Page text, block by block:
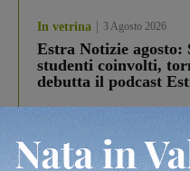
In vetrina 3 Agosto 2026
Estra Notizie
studenti coinvolti,
debutta il podcast